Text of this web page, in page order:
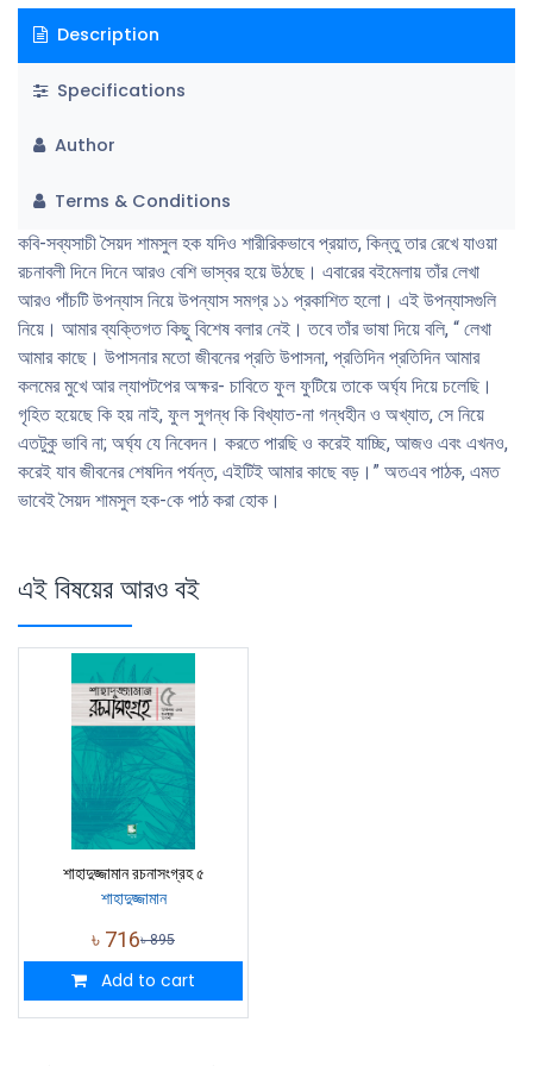
Description
Specifications
Author
Terms & Conditions
কবি-সব্যসাচী সৈয়দ শামসুল হক যদিও শারীরিকভাবে প্রয়াত, কিন্তু তার রেখে যাওয়া
রচনাবলী দিনে দিনে আরও বেশি ভাস্বর হয়ে উঠছে। এবারের বইমেলায় তাঁর লেখা
আরও পাঁচটি উপন্যাস নিয়ে উপন্যাস সমগ্র ১১ প্রকাশিত হলাে। এই উপন্যাসগুলি
নিয়ে। আমার ব্যক্তিগত কিছু বিশেষ বলার নেই। তবে তাঁর ভাষা দিয়ে বলি, “ লেখা
আমার কাছে। উপাসনার মতাে জীবনের প্রতি উপাসনা, প্রতিদিন প্রতিদিন আমার
কলমের মুখে আর ল্যাপটপের অক্ষর- চাবিতে ফুল ফুটিয়ে তাকে অর্ঘ্য দিয়ে চলেছি।
গৃহিত হয়েছে কি হয় নাই, ফুল সুগন্ধ কি বিখ্যাত-না গন্ধহীন ও অখ্যাত, সে নিয়ে
এতটুকু ভাবি না; অর্ঘ্য যে নিবেদন। করতে পারছি ও করেই যাচ্ছি, আজও এবং এখনও,
করেই যাব জীবনের শেষদিন পর্যন্ত, এইটিই আমার কাছে বড়।” অতএব পাঠক, এমত
ভাবেই সৈয়দ শামসুল হক-কে পাঠ করা হােক।
এই বিষয়ের আরও বই
শাহাদুজ্জামান রচনাসংগ্রহ ৫
শাহাদুজ্জামান
৳ 716৳895
Add to cart